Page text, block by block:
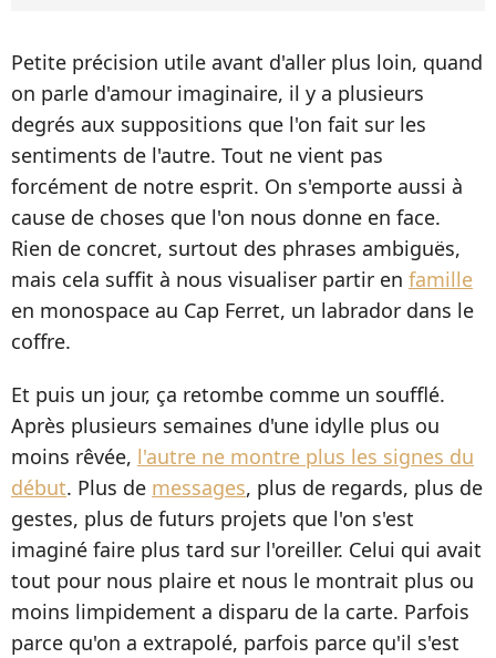
Petite précision utile avant d'aller plus loin, quand
on parle d'amour imaginaire, il y a plusieurs
degrés aux suppositions que l'on fait sur les
sentiments de l'autre. Tout ne vient pas
forcément de notre esprit. On s'emporte aussi à
cause de choses que l'on nous donne en face.
Rien de concret, surtout des phrases ambiguës,
mais cela suffit à nous visualiser partir en famille
en monospace au Cap Ferret, un labrador dans le
coffre.
Et puis un jour, ça retombe comme un soufflé.
Après plusieurs semaines d'une idylle plus ou
moins rêvée, l'autre ne montre plus les signes du
début. Plus de messages, plus de regards, plus de
gestes, plus de futurs projets que l'on s'est
imaginé faire plus tard sur l'oreiller. Celui qui avait
tout pour nous plaire et nous le montrait plus ou
moins limpidement a disparu de la carte. Parfois
parce qu'on a extrapolé, parfois parce qu'il s'est